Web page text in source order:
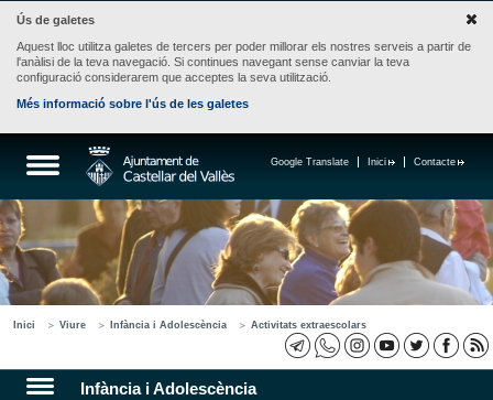
Ús de galetes
Aquest lloc utilitza galetes de tercers per poder millorar els nostres serveis a partir de
l'anàlisi de la teva navegació. Si continues navegant sense canviar la teva
configuració considerarem que acceptes la seva utilització.
Més informació sobre l'ús de les galetes
Contacte
Inici
Google Translate
Inici Viure Infància i Adolescència Activitats extraescolars
Infància i Adolescència